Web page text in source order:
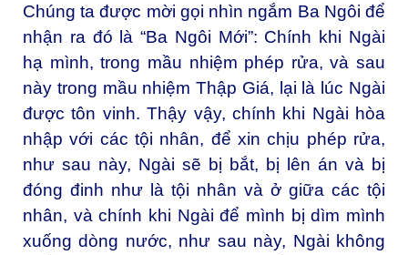
Chúng ta được mời gọi nhìn ngắm Ba Ngôi để
nhận ra đó là “Ba Ngôi Mới”: Chính khi Ngài
hạ mình, trong mầu nhiệm phép rửa, và sau
này trong mầu nhiệm Thập Giá, lại là lúc Ngài
được tôn vinh. Thậy vậy, chính khi Ngài hòa
nhập với các tội nhân, để xin chịu phép rửa,
như sau này, Ngài sẽ bị bắt, bị lên án và bị
đóng đinh như là tội nhân và ở giữa các tội
nhân, và chính khi Ngài để mình bị dìm mình
xuống dòng nước, như sau này, Ngài không